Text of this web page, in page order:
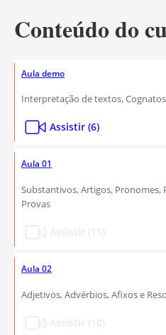
Conteúdo do
Aula demo
Interpretação de textos,
Assistir (6)
Aula 01
Substantivos, Artigos, Pronomes,
Provas
Aula 02
Adjetivos, Advérbios, Afixos e